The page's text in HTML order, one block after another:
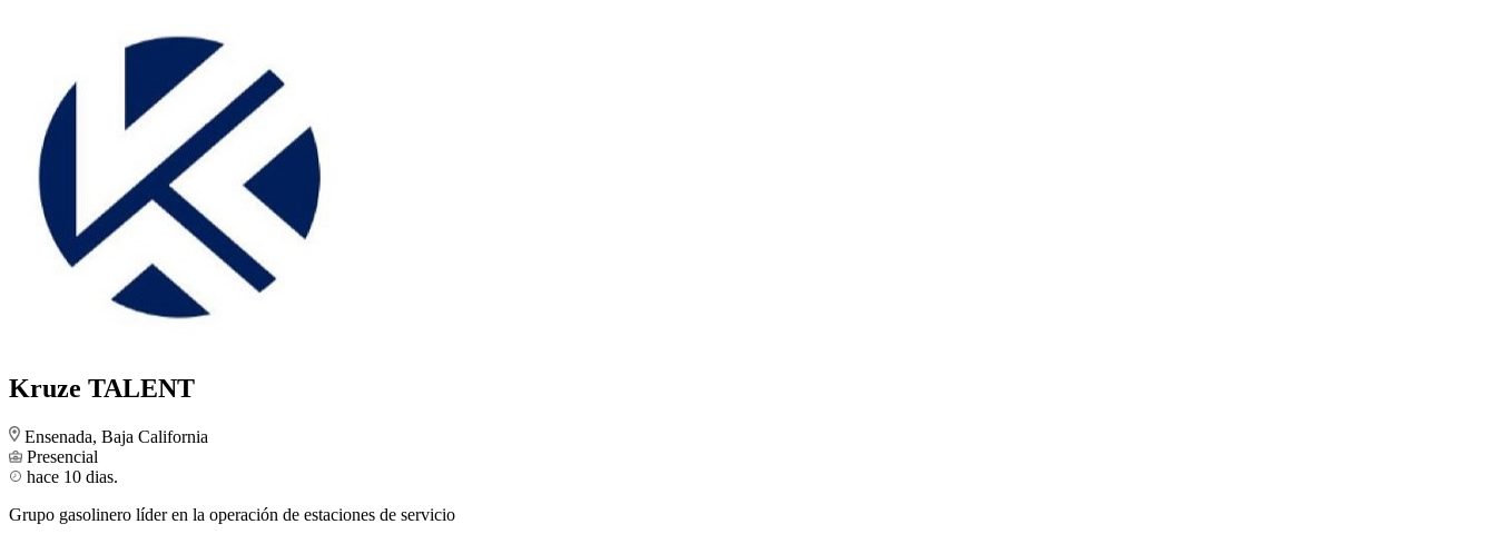
Kruze TALENT
Ensenada, Baja California
Presencial
hace 10 dias.
Grupo gasolinero líder en la operación de estaciones de servicio